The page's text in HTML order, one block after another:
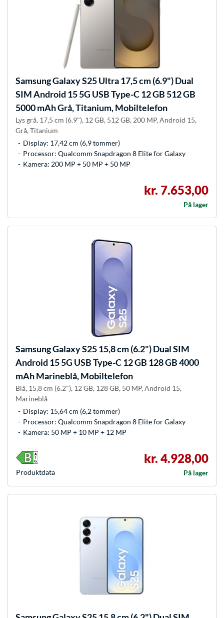
SamsungGalaxy S25 Ultra 17,5 cm (6.9") Dual
SIM Android 15 5G USB Type-C 12 GB 512 GB
5000 mAh Grå, Titanium, Mobiltelefon
Lys grå, 17,5 cm (6.9"), 12 GB, 512 GB, 200 MP, Android 15,
Grå, Titanium
Display: 17,42 cm (6,9 tommer)
Processor: Qualcomm Snapdragon 8 Elite for Galaxy
Kamera: 200 MP + 50 MP + 50 MP
kr. 7.653,00
På lager
SamsungGalaxy S25 15,8 cm (6.2") Dual SIM
Android 15 5G USB Type-C 12 GB 128 GB 4000
mAh Marineblå, Mobiltelefon
Blå, 15,8 cm (6.2"), 12 GB, 128 GB, 50 MP, Android 15,
Marineblå
Display: 15,64 cm (6,2 tommer)
Processor: Qualcomm Snapdragon 8 Elite for Galaxy
Kamera: 50 MP + 10 MP + 12 MP
kr. 4.928,00
På lager
Produkt­data